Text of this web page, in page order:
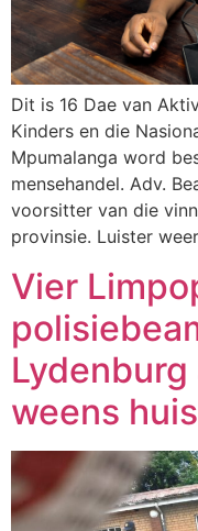
Dit is 16 Dae van
Kinders en die
Mpumalanga word
mensehandel. Adv.
voorsitter van die
provinsie. Luister
Vier
weens